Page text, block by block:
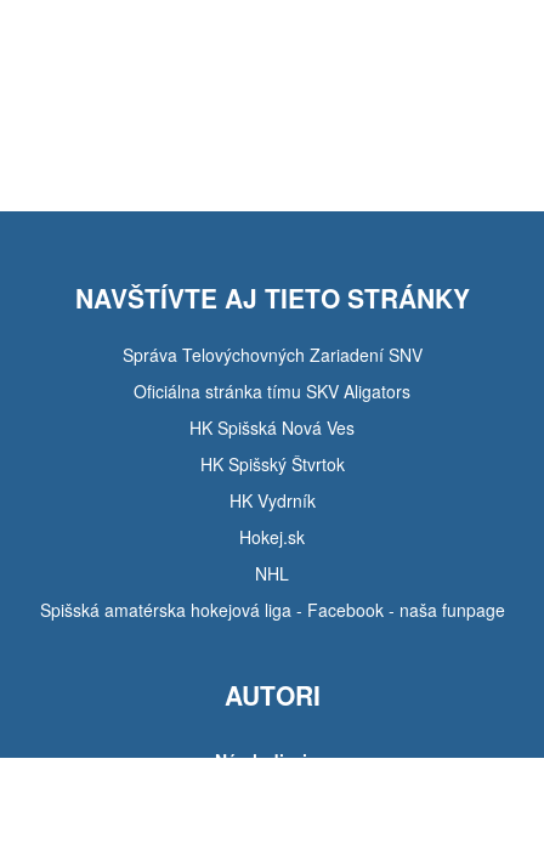
NAVŠTÍVTE AJ TIETO STRÁNKY
Správa Telovýchovných Zariadení SNV
Oficiálna stránka tímu SKV Aligators
HK Spišská Nová Ves
HK Spišský Štvrtok
HK Vydrník
Hokej.sk
NHL
Spišská amatérska hokejová liga - Facebook - naša funpage
AUTORI
Návrh dizajnu